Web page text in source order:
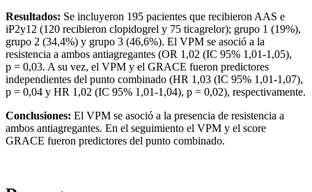
Resultados: Se incluyeron 195 pacientes que recibieron AAS e
iP2y12 (120 recibieron clopidogrel y 75 ticagrelor); grupo 1 (19%),
grupo 2 (34,4%) y grupo 3 (46,6%). El VPM se asoció a la
resistencia a ambos antiagregantes (OR 1,02 (IC 95% 1,01-1,05),
p = 0,03. A su vez, el VPM y el GRACE fueron predictores
independientes del punto combinado (HR 1,03 (IC 95% 1,01-1,07),
p = 0,04 y HR 1,02 (IC 95% 1,01-1,04), p = 0,02), respectivamente.
Conclusiones: El VPM se asoció a la presencia de resistencia a
ambos antiagregantes. En el seguimiento el VPM y el score
GRACE fueron predictores del punto combinado.